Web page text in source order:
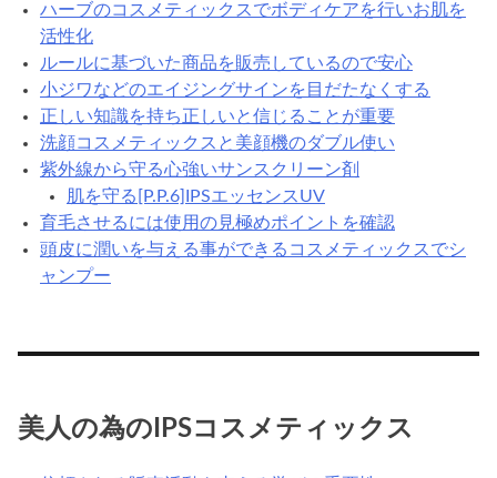
ハーブのコスメティックスでボディケアを行いお肌を
活性化
ルールに基づいた商品を販売しているので安心
小ジワなどのエイジングサインを目だたなくする
正しい知識を持ち正しいと信じることが重要
洗顔コスメティックスと美顔機のダブル使い
紫外線から守る心強いサンスクリーン剤
肌を守る[P.P.6]IPSエッセンスUV
育毛させるには使用の見極めポイントを確認
頭皮に潤いを与える事ができるコスメティックスでシ
ャンプー
美人の為のIPSコスメティックス